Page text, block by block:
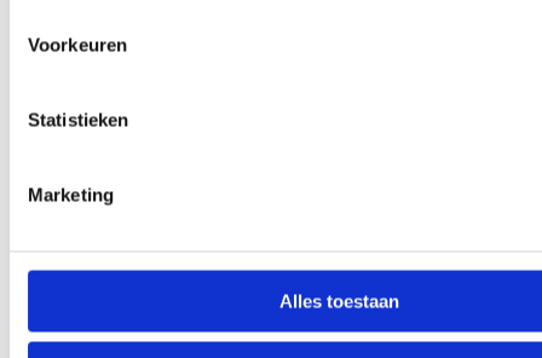
Voorkeuren
Statistieken
Marketing
Alles toestaan